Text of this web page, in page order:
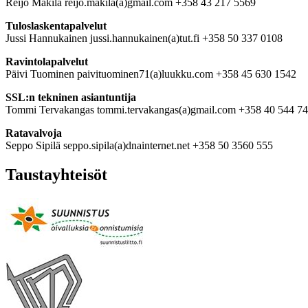
Tuloslaskentapalvelut
Jussi Hannukainen jussi.hannukainen(a)tut.fi +358 50 337 0108
Ravintolapalvelut
Päivi Tuominen paivituominen71(a)luukku.com +358 45 630 1542
SSL:n tekninen asiantuntija
Tommi Tervakangas tommi.tervakangas(a)gmail.com +358 40 544
Ratavalvoja
Seppo Sipilä seppo.sipila(a)dnainternet.net +358 50 3560 555
Taustayhteisöt